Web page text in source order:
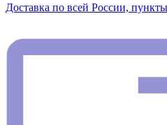
Доставка по всей России,